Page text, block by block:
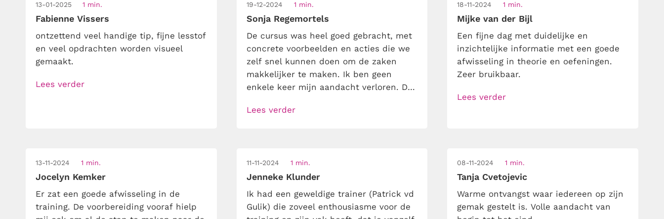
dynamisch […]
13-01-2025 1 min.
Fabienne Vissers
ontzettend veel handige tip, fijne lesstof
en veel opdrachten worden visueel
gemaakt.
Lees verder
19-12-2024 1 min.
Sonja Regemortels
De cursus was heel goed gebracht, met
concrete voorbeelden en acties die we
zelf snel kunnen doen om de zaken
makkelijker te maken. Ik ben geen
enkele keer mijn aandacht verloren. De
popelen om alle tips uit te proberen. Ik
Lees verder
18-11-2024 1 min.
Mijke van der Bijl
Een fijne dag met duidelijke en
inzichtelijke informatie met een goede
afwisseling in theorie en oefeningen.
Zeer bruikbaar.
Lees verder
13-11-2024 1 min.
Jocelyn Kemker
Er zat een goede afwisseling in de
training. De voorbereiding vooraf hielp
11-11-2024 1 min.
Jenneke Klunder
Ik had een geweldige trainer (Patrick vd
Gulik) die zoveel enthousiasme voor de
08-11-2024 1 min.
Tanja Cvetojevic
Warme ontvangst waar iedereen op zijn
gemak gestelt is. Volle aandacht van